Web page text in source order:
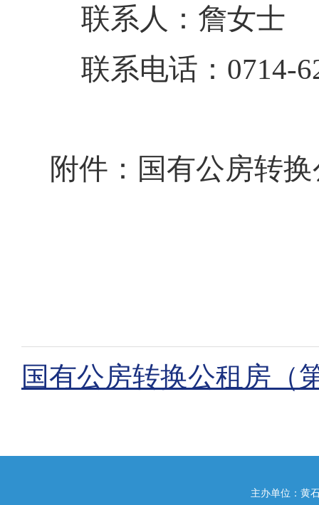
联系人：詹女士
联系电话：0714-
附件：国有公房转
国有公房转换公租房（
主办单位：黄